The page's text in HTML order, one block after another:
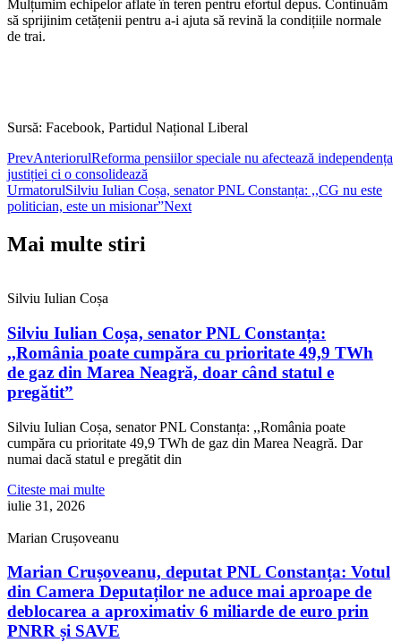
Mulțumim echipelor aflate în teren pentru efortul depus. Continuăm
să sprijinim cetățenii pentru a-i ajuta să revină la condițiile normale
de trai.
Sursă: Facebook, Partidul Național Liberal
PrevAnteriorulReforma pensiilor speciale nu afectează independența
justiției ci o consolidează
UrmatorulSilviu Iulian Coșa, senator PNL Constanța: ,,CG nu este
politician, este un misionar”Next
Mai multe stiri
Silviu Iulian Coșa
Silviu Iulian Coșa, senator PNL Constanța:
,,România poate cumpăra cu prioritate 49,9 TWh
de gaz din Marea Neagră, doar când statul e
pregătit”
Silviu Iulian Coșa, senator PNL Constanța: ,,România poate
cumpăra cu prioritate 49,9 TWh de gaz din Marea Neagră. Dar
numai dacă statul e pregătit din
Citeste mai multe
iulie 31, 2026
Marian Crușoveanu
Marian Crușoveanu, deputat PNL Constanța: Votul
din Camera Deputaților ne aduce mai aproape de
deblocarea a aproximativ 6 miliarde de euro prin
PNRR și SAVE